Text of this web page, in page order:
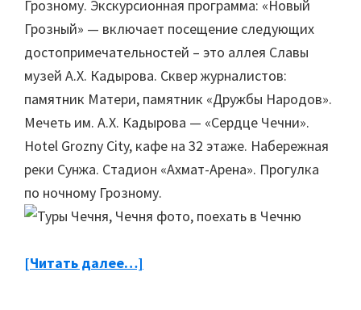
Грозному. Экскурсионная программа: «Новый
Грозный» — включает посещение следующих
достопримечательностей – это аллея Славы
музей А.Х. Кадырова. Сквер журналистов:
памятник Матери, памятник «Дружбы Народов».
Мечеть им. А.Х. Кадырова — «Сердце Чечни».
Hotel Grozny City, кафе на 32 этаже. Набережная
реки Сунжа. Стадион «Ахмат-Арена». Прогулка
по ночному Грозному.
[Читать далее…]